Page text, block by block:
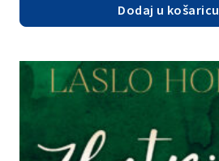
Dodaj u košaricu